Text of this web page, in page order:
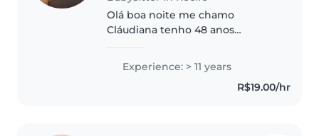
Olá boa noite me chamo
Cláudiana tenho 48 anos
desde meus 16 anos, tenho
bastante experiências 25 de
experiência,e referências tbm
Experience: > 11 years
R$19.00/hr